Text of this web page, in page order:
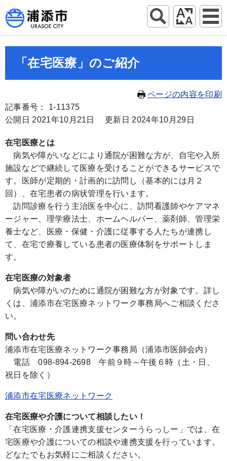
「在宅医療」のご紹介
ページの内容を印刷
記事番号： 1-11375
公開日 2021年10月21日
更新日 2024年10月29日
在宅医療とは
病気や障がいなどにより通院が困難な方が、自宅や入所
施設などで継続して医療を受けることができるサービスで
す。医師が定期的・計画的に訪問し（基本的には月２
回）、在宅患者の病状管理を行います。
訪問診療を行う主治医を中心に、訪問看護師やケアマネ
ージャー、理学療法士、ホームヘルパー、薬剤師、管理栄
養士など、医療・保健・介護に従事する人たちが連携し
て、在宅で療養している患者の医療体制をサポートしま
す。
在宅医療の対象者
病気や障がいのために通院が困難な方が対象です。詳し
くは、浦添市在宅医療ネットワーク事務局へご相談くださ
い。
問い合わせ先
浦添市在宅医療ネットワーク事務局（浦添市医師会内）
電話 098-894-2698 午前９時～午後６時（土・日、
祝日を除く）
浦添市在宅医療ネットワーク
在宅医療や介護について相談したい！
「在宅医療・介護連携支援センターうらっしー」では、在
宅医療や介護についての相談や連携支援を行っています。
どなたでもお気軽にご相談ください。